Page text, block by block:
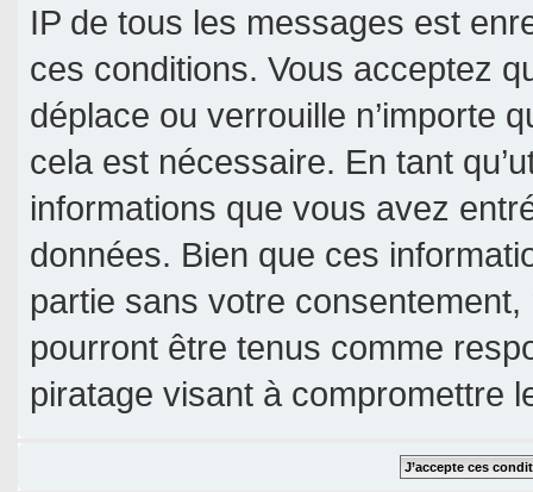
IP de tous les messages est
ces conditions. Vous acceptez
déplace ou verrouille n’importe
cela est nécessaire. En tant
informations que vous avez
données. Bien que ces
partie sans votre consentement,
pourront être tenus comme
piratage visant à compromettre